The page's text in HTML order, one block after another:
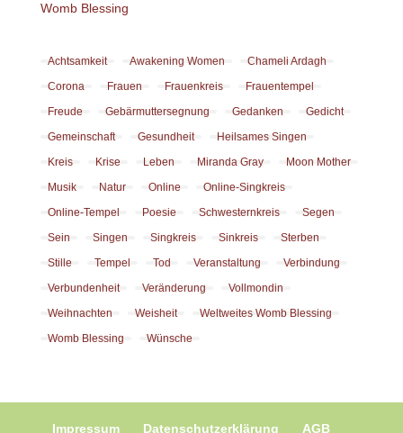
Womb Blessing
Achtsamkeit Awakening Women
Chameli Ardagh
Corona
Frauen Frauenkreis
Frauentempel
Freude
Gebärmuttersegnung Gedanken
Gedicht
Gemeinschaft
Gesundheit
Heilsames Singen
Kreis
Krise Leben Miranda Gray
Moon Mother
Musik
Natur Online
Online-Singkreis
Online-Tempel
Poesie Schwesternkreis
Segen
Sein
Singen Singkreis Sinkreis
Sterben
Stille
Tempel Tod Veranstaltung
Verbindung
Verbundenheit
Veränderung
Vollmondin
Weihnachten
Weisheit
Weltweites Womb Blessing
Womb Blessing
Wünsche
Impressum Datenschutzerklärung AGB